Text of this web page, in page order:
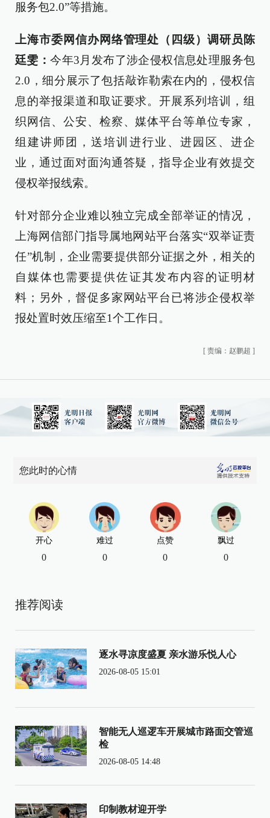
服务包2.0”等措施。
上海市委网信办网络管理处（四级）调研员陈
廷雯 ：今年3月发布了涉企侵权信息处理服务包
2.0，细分展示了包括敲诈勒索在内的，侵权信
息的举报渠道和取证要求。开展系列培训，组
织网信、公安、检察、媒体平台等单位专家，
组建讲师团，送培训进行业、进园区、进企
业，通过面对面沟通答疑，指导企业有效提交
侵权举报线索。
针对部分企业难以独立完成全部举证的情况，
上海网信部门指导属地网站平台落实“双举证责
任”机制，企业需要提供部分证据之外，相关的
自媒体也需要提供佐证其发布内容的证明材
料；另外，督促多家网站平台已将涉企侵权举
报处置时效压缩至1个工作日。
[ 责编：赵鹏超 ]
您此时的心情
开心
0
难过
0
点赞
0
飘过
0
推荐阅读
逐水寻凉度盛夏 亲水游乐悦人心
2026-08-05 15:01
智能无人巡逻车开展城市路面交管巡
检
2026-08-05 14:48
印制教材迎开学